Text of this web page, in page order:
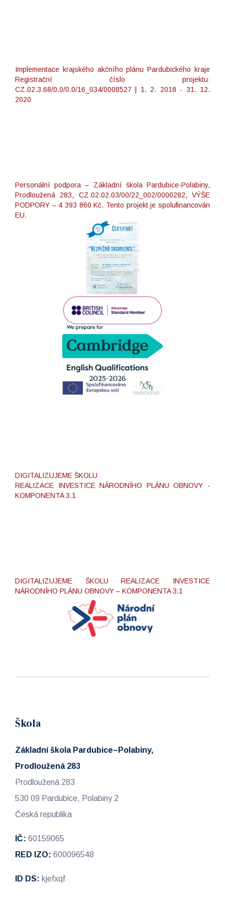
Implementace krajského akčního plánu Pardubického kraje
Registrační číslo projektu:
CZ.02.3.68/0.0/0.0/16_034/0008527 | 1. 2. 2018 - 31. 12.
2020
Personální podpora – Základní škola Pardubice-Polabiny,
Prodloužená 283, CZ.02.02.03/00/22_002/0000282, VÝŠE
PODPORY – 4 393 860 Kč. Tento projekt je spolufinancován
EU.
DIGITALIZUJEME ŠKOLU
REALIZACE INVESTICE NÁRODNÍHO PLÁNU OBNOVY -
KOMPONENTA 3.1
DIGITALIZUJEME ŠKOLU REALIZACE INVESTICE
NÁRODNÍHO PLÁNU OBNOVY – KOMPONENTA 3.1
Škola
Základní škola Pardubice–Polabiny,
Prodloužená 283
Prodloužená 283
530 09 Pardubice, Polabiny 2
Česká republika
IČ: 60159065
RED IZO: 600096548
ID DS: kjefxqf